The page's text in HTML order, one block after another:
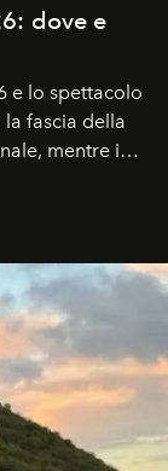
dove e
e lo spettacolo
la fascia della
mentre in
regole per